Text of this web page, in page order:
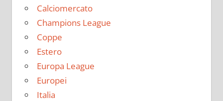
Calciomercato
Champions League
Coppe
Estero
Europa League
Europei
Italia